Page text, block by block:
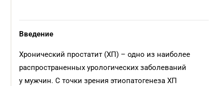
Введение
Хронический простатит (ХП) – одно из наиболее
распространенных урологических заболеваний
у мужчин. С точки зрения этиопатогенеза ХП